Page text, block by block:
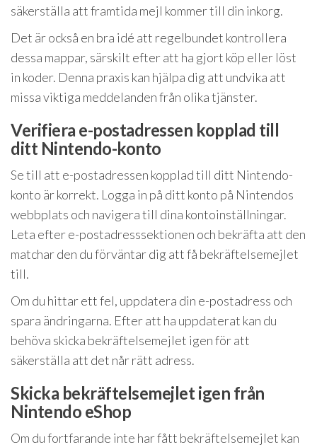
säkerställa att framtida mejl kommer till din inkorg.
Det är också en bra idé att regelbundet kontrollera
dessa mappar, särskilt efter att ha gjort köp eller löst
in koder. Denna praxis kan hjälpa dig att undvika att
missa viktiga meddelanden från olika tjänster.
Verifiera e-postadressen kopplad till
ditt Nintendo-konto
Se till att e-postadressen kopplad till ditt Nintendo-
konto är korrekt. Logga in på ditt konto på Nintendos
webbplats och navigera till dina kontoinställningar.
Leta efter e-postadresssektionen och bekräfta att den
matchar den du förväntar dig att få bekräftelsemejlet
till.
Om du hittar ett fel, uppdatera din e-postadress och
spara ändringarna. Efter att ha uppdaterat kan du
behöva skicka bekräftelsemejlet igen för att
säkerställa att det når rätt adress.
Skicka bekräftelsemejlet igen från
Nintendo eShop
Om du fortfarande inte har fått bekräftelsemejlet kan